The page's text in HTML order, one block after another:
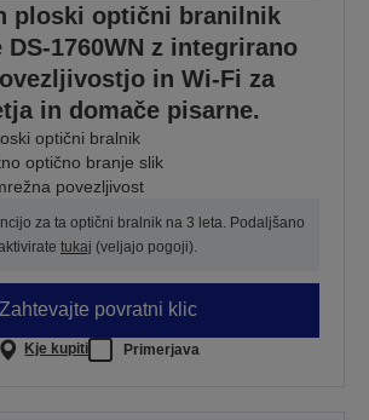
ploski optični branilnik
DS-1760WN z integrirano
in Wi-Fi za
in domače pisarne.
optični bralnik
optično branje slik
povezljivost
za ta optični bralnik na 3 leta. Podaljšano
tukaj (veljajo pogoji).
Zahtevajte povratni klic
Kje kupiti Primerjava